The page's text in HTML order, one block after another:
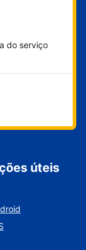
do serviço
úteis